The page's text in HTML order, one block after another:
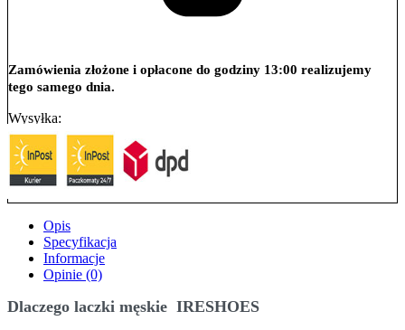
Zamówienia złożone i opłacone do godziny 13:00 realizujemy
tego samego dnia.
Wysyłka:
Opis
Specyfikacja
Informacje
Opinie (0)
Dlaczego laczki męskie IRESHOES